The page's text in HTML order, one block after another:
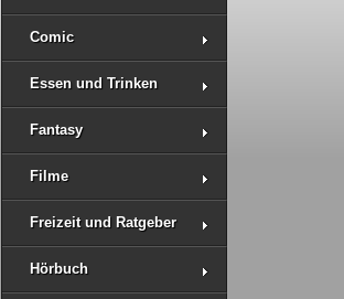
Comic
Essen und Trinken
Fantasy
Filme
Freizeit und Ratgeber
Hörbuch